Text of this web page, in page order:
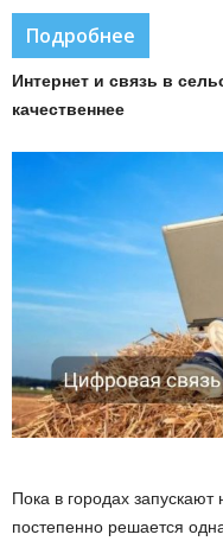
Подробнее
Интернет и связь в
качественнее
Пока в городах
постепенно решается